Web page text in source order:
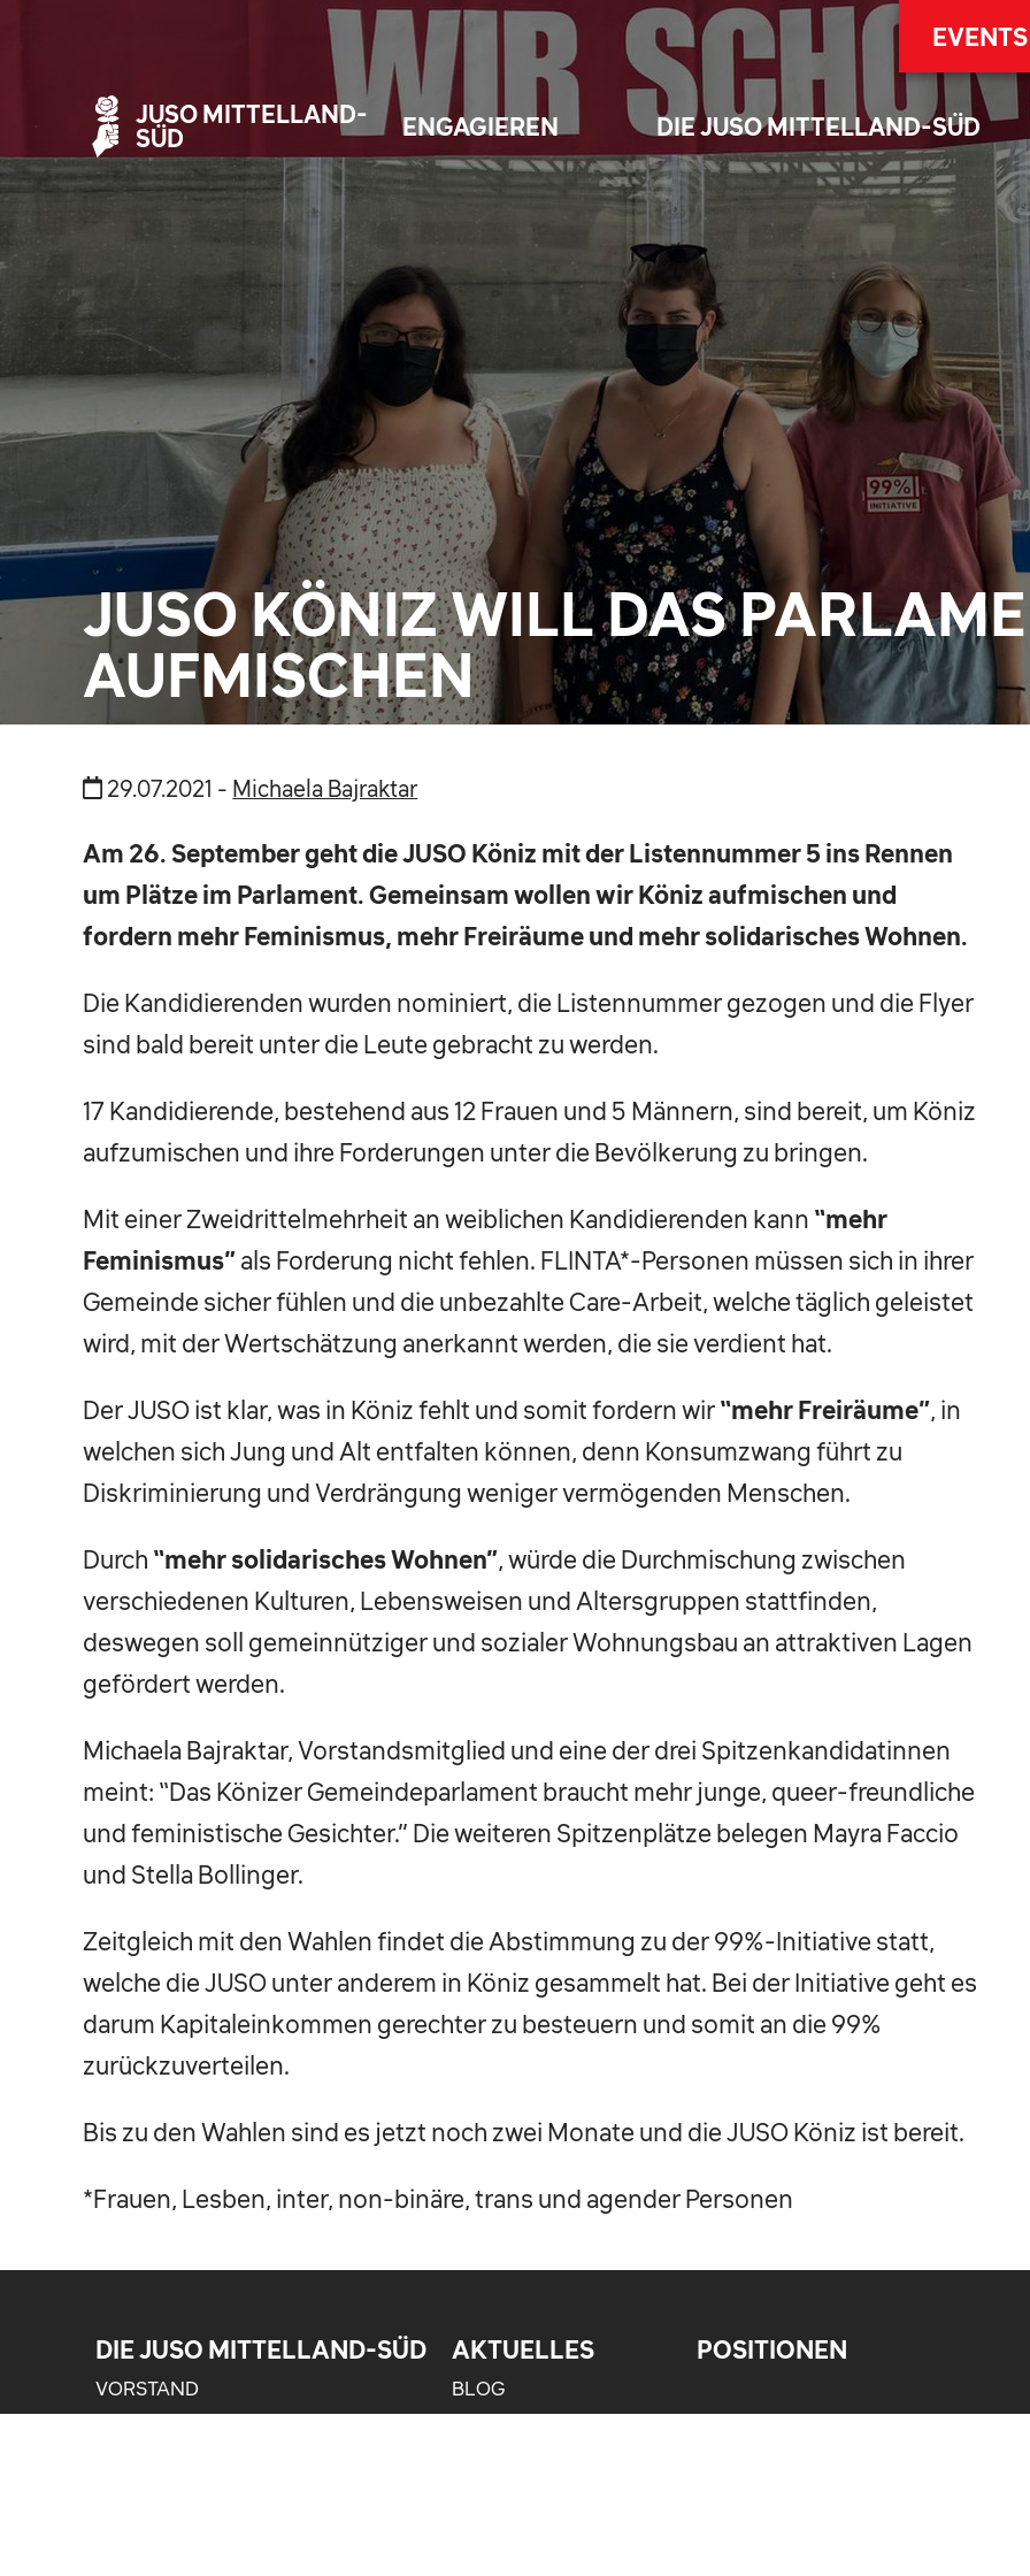
JUSO MITTELLAND-
SÜD
ENGAGIEREN DIE JUSO MITTELLAND-SÜD
EVENTS
JUSO KÖNIZ WILL DAS
AUFMISCHEN
29.07.2021 - Michaela Bajraktar
Am 26. September geht die JUSO Köniz mit der Listennummer 5 ins Rennen
um Plätze im Parlament. Gemeinsam wollen wir Köniz aufmischen und
fordern mehr Feminismus, mehr Freiräume und mehr solidarisches Wohnen.
Die Kandidierenden wurden nominiert, die Listennummer gezogen und die Flyer
sind bald bereit unter die Leute gebracht zu werden.
17 Kandidierende, bestehend aus 12 Frauen und 5 Männern, sind bereit, um Köniz
aufzumischen und ihre Forderungen unter die Bevölkerung zu bringen.
Mit einer Zweidrittelmehrheit an weiblichen Kandidierenden kann “mehr
Feminismus” als Forderung nicht fehlen. FLINTA*-Personen müssen sich in ihrer
Gemeinde sicher fühlen und die unbezahlte Care-Arbeit, welche täglich geleistet
wird, mit der Wertschätzung anerkannt werden, die sie verdient hat.
Der JUSO ist klar, was in Köniz fehlt und somit fordern wir “mehr Freiräume” , in
welchen sich Jung und Alt entfalten können, denn Konsumzwang führt zu
Diskriminierung und Verdrängung weniger vermögenden Menschen.
Durch “mehr solidarisches Wohnen” , würde die Durchmischung zwischen
verschiedenen Kulturen, Lebensweisen und Altersgruppen stattfinden,
deswegen soll gemeinnütziger und sozialer Wohnungsbau an attraktiven Lagen
gefördert werden.
Michaela Bajraktar, Vorstandsmitglied und eine der drei Spitzenkandidatinnen
meint: “Das Könizer Gemeindeparlament braucht mehr junge, queer-freundliche
und feministische Gesichter.” Die weiteren Spitzenplätze belegen Mayra Faccio
und Stella Bollinger.
Zeitgleich mit den Wahlen findet die Abstimmung zu der 99%-Initiative statt,
welche die JUSO unter anderem in Köniz gesammelt hat. Bei der Initiative geht es
darum Kapitaleinkommen gerechter zu besteuern und somit an die 99%
zurückzuverteilen.
Bis zu den Wahlen sind es jetzt noch zwei Monate und die JUSO Köniz ist bereit.
*Frauen, Lesben, inter, non-binäre, trans und agender Personen
DIE JUSO MITTELLAND-SÜD
VORSTAND
AKTUELLES
BLOG
POSITIONEN